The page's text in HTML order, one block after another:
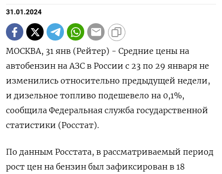
31.01.2024
МОСКВА, 31 янв (Рейтер) - Средние цены на
автобензин на АЗС в России с 23 по 29 января не
изменились относительно предыдущей недели,
и дизельное топливо подешевело на 0,1%,
сообщила Федеральная служба государственной
статистики (Росстат).
По данным Росстата, в рассматриваемый период
рост цен на бензин был зафиксирован в 18